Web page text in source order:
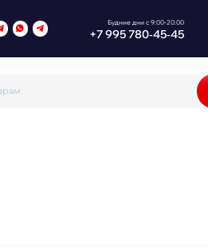
Будние дни с 9:00-20:00
+7 995 780‑45‑45